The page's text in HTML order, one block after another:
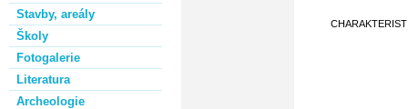
Stavby, areály
Školy
Fotogalerie
Literatura
Archeologie